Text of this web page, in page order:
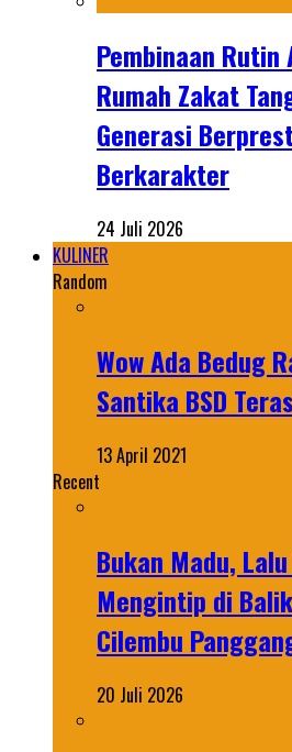
Pembinaan Rutin
Rumah Zakat
Generasi
Berkarakter
24 Juli 2026
KULINER
Random
Wow Ada Bedug
Santika BSD
13 April 2021
Recent
Bukan Madu,
Mengintip di
Cilembu
20 Juli 2026